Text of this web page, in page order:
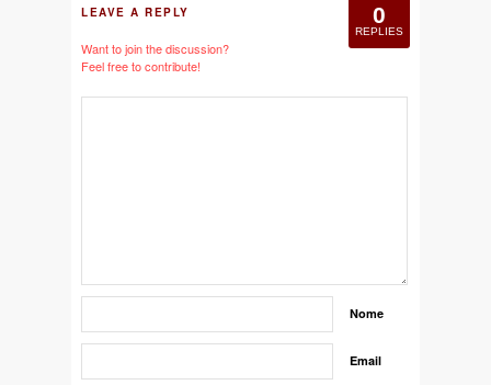
0
REPLIES
LEAVE A REPLY
Want to join the discussion?
Feel free to contribute!
Nome
Email